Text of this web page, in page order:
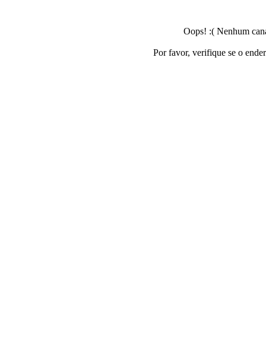
Oops! :( Nenhum
Por favor, verifique se o